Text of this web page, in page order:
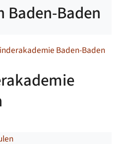
Baden-Baden
Baden-Baden